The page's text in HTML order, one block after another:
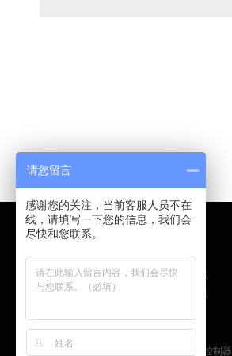
AJA
SONNET
ATTO
Colorfont
AJA系列产品
AJA系列产品
工作站扩展
SKAARHOJ控制器
请您留言
感谢您的关注，当前客服人员不在
线，请填写一下您的信息，我们会
尽快和您联系。